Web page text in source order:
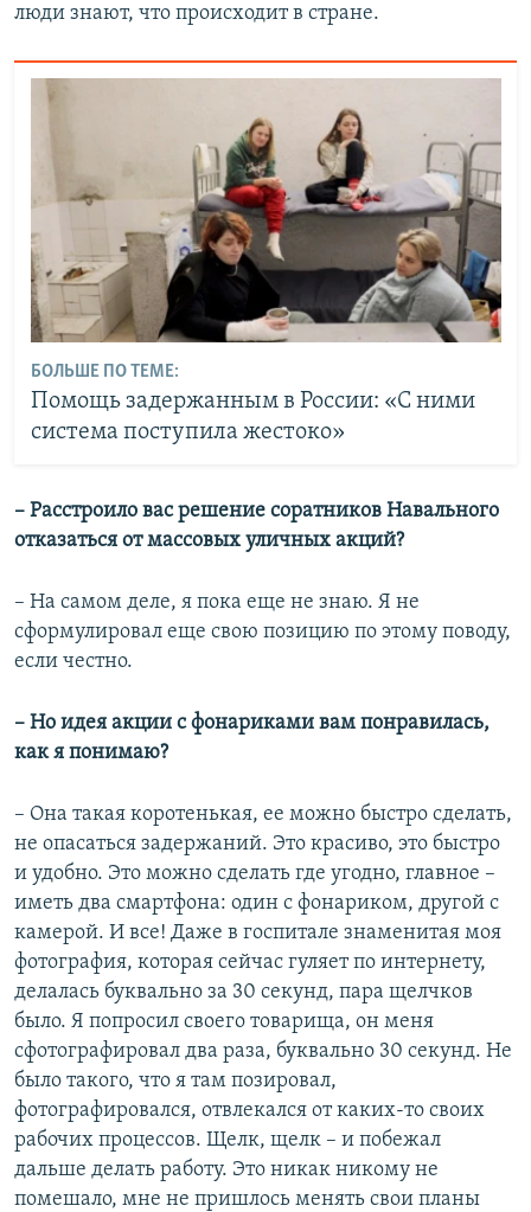
люди знают, что происходит в стране.
БОЛЬШЕ ПО ТЕМЕ:
Помощь задержанным в России: «С ними
система поступила жестоко»
– Расстроило вас решение соратников Навального
отказаться от массовых уличных акций?
– На самом деле, я пока еще не знаю. Я не
сформулировал еще свою позицию по этому поводу,
если честно.
– Но идея акции с фонариками вам понравилась,
как я понимаю?
– Она такая коротенькая, ее можно быстро сделать,
не опасаться задержаний. Это красиво, это быстро
и удобно. Это можно сделать где угодно, главное –
иметь два смартфона: один с фонариком, другой с
камерой. И все! Даже в госпитале знаменитая моя
фотография, которая сейчас гуляет по интернету,
делалась буквально за 30 секунд, пара щелчков
было. Я попросил своего товарища, он меня
сфотографировал два раза, буквально 30 секунд. Не
было такого, что я там позировал,
фотографировался, отвлекался от каких-то своих
рабочих процессов. Щелк, щелк – и побежал
дальше делать работу. Это никак никому не
помешало, мне не пришлось менять свои планы